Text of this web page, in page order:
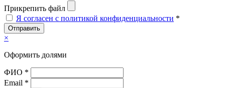
Прикрепить файл
Я согласен с политикой конфиденциальности *
Отправить
×
Оформить долями
ФИО *
Email *